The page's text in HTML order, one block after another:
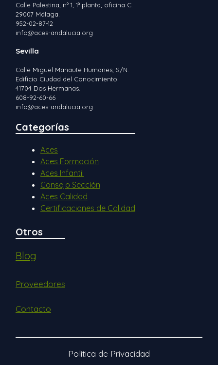
Calle Palestina, nº 1, 1ª planta, oficina C.
29007 Málaga.
952-02-87-12
info@aces-andalucia.org
Sevilla
Calle Miguel Manaute Humanes, S/N.
Edificio Ciudad del Conocimiento.
41704 Dos Hermanas.
608-92-60-66
info@aces-andalucia.org
Categorías
Aces
Aces Formación
Aces Infantil
Consejo Sección
Aces Calidad
Certificaciones de Calidad
Otros
Blog
Proveedores
Contacto
Política de Privacidad